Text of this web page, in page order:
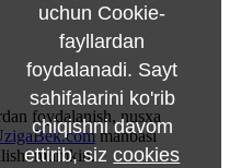
foydalanish, nusxa
manbasi
mumkin.
uchun Cookie-
fayllardan
foydalanadi. Sayt
sahifalarini ko'rib
chiqishni davom
ettirib, sizcookies